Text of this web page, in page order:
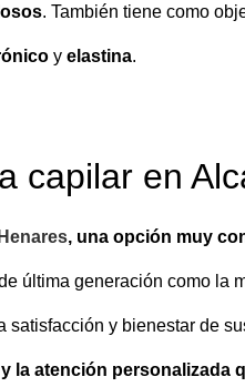
. También tiene como
y elastina.
capilar en
, una opción muy
última generación como la
y bienestar de
la atención personalizada